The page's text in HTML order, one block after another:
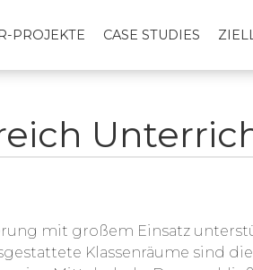
PROJEKTE CASE STUDIES
mit großem Einsatz
Klassenräume sind